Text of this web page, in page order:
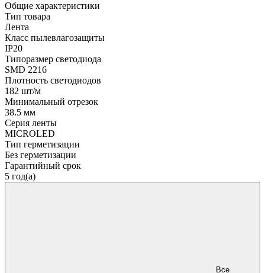
Общие характеристики
Тип товара
Лента
Класс пылевлагозащиты
IP20
Типоразмер светодиода
SMD 2216
Плотность светодиодов
182 шт/м
Минимальный отрезок
38.5 мм
Серия ленты
MICROLED
Тип герметизации
Без герметизации
Гарантийный срок
5 год(а)